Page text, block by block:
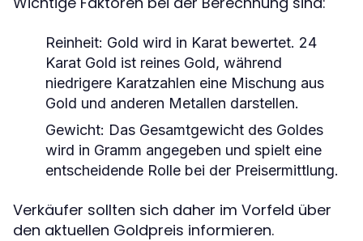
Reinheit: Gold wird in Karat bewertet. 24
Karat Gold ist reines Gold, während
niedrigere Karatzahlen eine Mischung aus
Gold und anderen Metallen darstellen.
Gewicht: Das Gesamtgewicht des Goldes
wird in Gramm angegeben und spielt eine
entscheidende Rolle bei der Preisermittlung.
Verkäufer sollten sich daher im Vorfeld über
den aktuellen Goldpreis informieren.